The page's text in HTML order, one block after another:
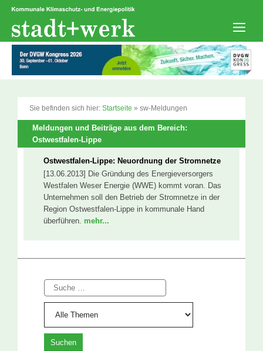
Zum
springen
Sie befinden sich hier: Startseite » sw-Meldungen
Meldungen und Beiträge aus dem Bereich:
Ostwestfalen-Lippe
Ostwestfalen-Lippe: Neuordnung der Stromnetze
[13.06.2013] Die Gründung des Energieversorgers
Westfalen Weser Energie (WWE) kommt voran. Das
Unternehmen soll den Betrieb der Stromnetze in der
Region Ostwestfalen-Lippe in kommunale Hand
überführen. mehr...
Suche